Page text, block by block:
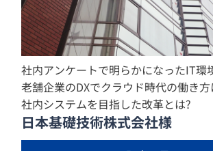
社内アンケートで明らかになったIT環
老舗企業のDXでクラウド時代の働き
社内システムを目指した改革とは?
日本基礎技術株式会社様